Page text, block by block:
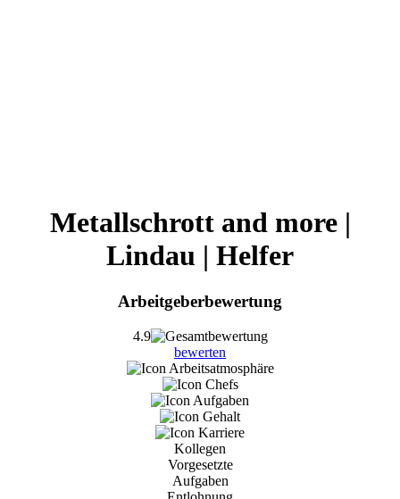
Metallschrott and more |
Lindau | Helfer
Arbeitgeberbewertung
4.9
bewerten
Kollegen
Vorgesetzte
Aufgaben